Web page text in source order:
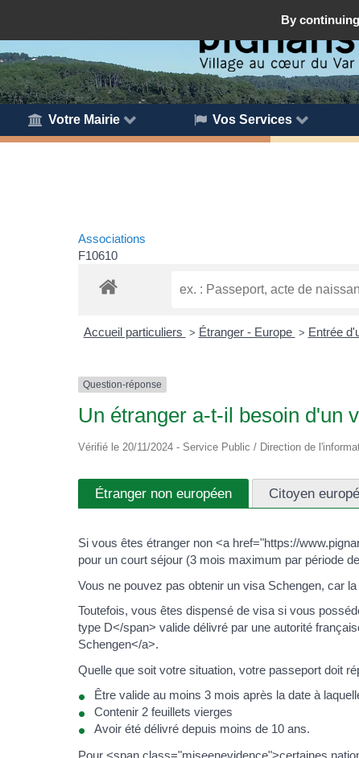
Votre Mairie Vos Services
Associations
F10610
Accueil particuliers > Étranger - Europe > Entrée
Question-réponse
Un étranger a-t-il besoin d'un
Vérifié le 20/11/2024 - Service Public / Direction de
Étranger non européen Citoyen
Si vous êtes étranger non <a href="https://
pour un court séjour (3 mois maximum par période
Vous ne pouvez pas obtenir un visa Schengen, car
Toutefois, vous êtes dispensé de visa si vous
type D</span> valide délivré par une autorité
Schengen</a>.
Quelle que soit votre situation, votre passeport doit
Être valide au moins 3 mois après la date à
Contenir 2 feuillets vierges
Avoir été délivré depuis moins de 10 ans.
Pour <span class="miseenevidence">certaines
By